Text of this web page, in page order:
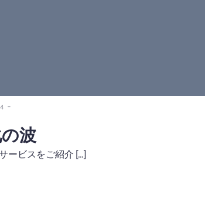
-
波
ービスをご紹介 […]